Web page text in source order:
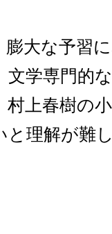
大な予習
学専門的
上春樹の
理解が難